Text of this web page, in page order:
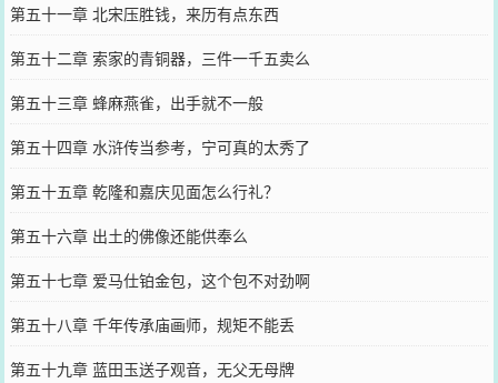
第五十一章 北宋压胜钱，来历有点东西
第五十二章 索家的青铜器，三件一千五卖么
第五十三章 蜂麻燕雀，出手就不一般
第五十四章 水浒传当参考，宁可真的太秀了
第五十五章 乾隆和嘉庆见面怎么行礼？
第五十六章 出土的佛像还能供奉么
第五十七章 爱马仕铂金包，这个包不对劲啊
第五十八章 千年传承庙画师，规矩不能丢
第五十九章 蓝田玉送子观音，无父无母牌